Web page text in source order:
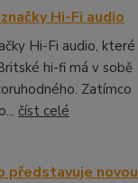
Hi-Fi audio
Hi-Fi audio, které
hi-fi má v sobě
Zatímco
číst celé
představuje novou